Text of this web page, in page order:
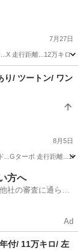
7月27日
走行距離...12万キロ
り/ ツートン/ ワン
8月5日
ターボ 走行距離
方へ
社の審査に通らな
Ad
付/ 11万キロ/ 左